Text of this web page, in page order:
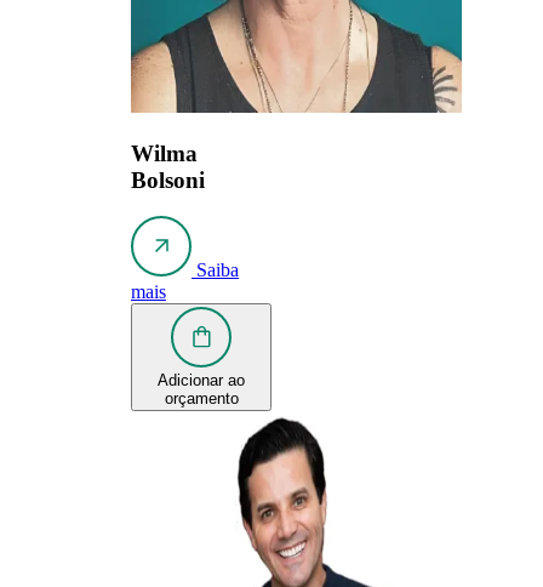
Wilma
Bolsoni
Saiba
mais
Adicionar ao
orçamento